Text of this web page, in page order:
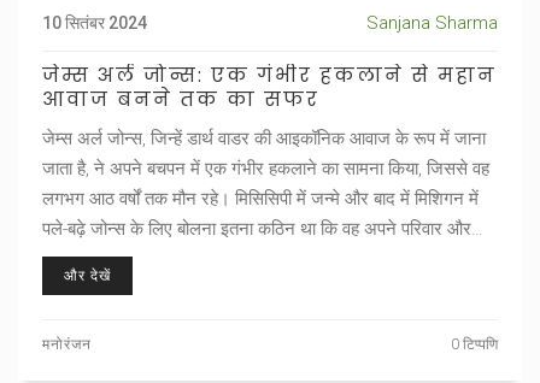
10 सितंबर 2024 Sanjana Sharma
जेम्स अर्ल जोन्स: एक गंभीर हकलाने से महान
आवाज बनने तक का सफर
जेम्स अर्ल जोन्स, जिन्हें डार्थ वाडर की आइकॉनिक आवाज के रूप में जाना
जाता है, ने अपने बचपन में एक गंभीर हकलाने का सामना किया, जिससे वह
लगभग आठ वर्षों तक मौन रहे। मिसिसिपी में जन्मे और बाद में मिशिगन में
पले-बढ़े जोन्स के लिए बोलना इतना कठिन था कि वह अपने परिवार और
दोस्तों से भी संवाद नहीं कर पाते थे। आखिरकार, एक शिक्षक की
प्रोत्साहना ने उन्हें सार्वजनिक रूप से बोलने का आत्मविश्वास दिया।
और देखें
मनोरंजन 0 टिप्पणि